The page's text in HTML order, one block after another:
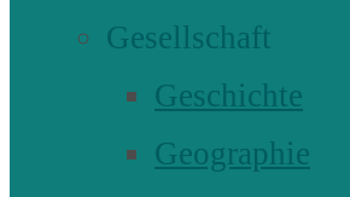
Gesellschaft
Geschichte
Geographie